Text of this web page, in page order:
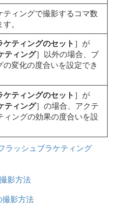
ティングで撮影するコマ数
。
ケティングのセット ］が
ティング］以外の場合、ブ
の変化の度合いを設定でき
ケティングのセット ］が
ティング］の場合、アクテ
ィングの効果の度合いを設
ラッシュブラケティング
影方法
影方法